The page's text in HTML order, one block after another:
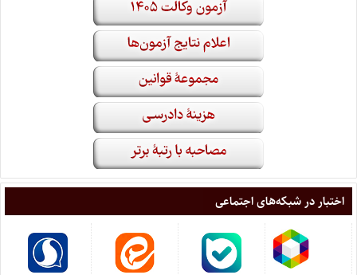
اختبار در شبکه‌های اجتماعی